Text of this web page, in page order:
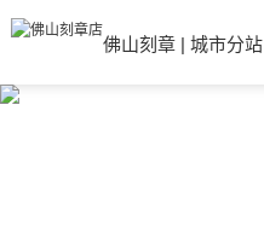
佛山刻章| 城市分站